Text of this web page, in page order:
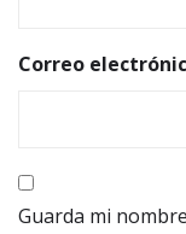
Correo
Guarda mi